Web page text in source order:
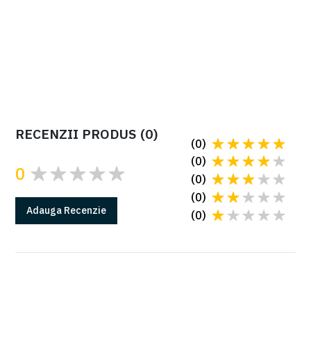
RECENZII PRODUS (0)
0
Adauga Recenzie (0)
(0)
(0)
(0)
(0)